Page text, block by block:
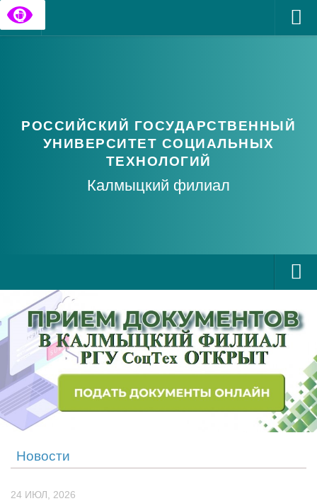
Часто задаваемые вопросы
РОССИЙСКИЙ ГОСУДАРСТВЕННЫЙ
УНИВЕРСИТЕТ СОЦИАЛЬНЫХ
ТЕХНОЛОГИЙ
Калмыцкий филиал
О РГУ СоцТех
Учёный совет
Филиалы
История университета
Контакты РГУ СоцТех
Сведения об образовательной организации
Абитуриенту
Новости
24 ИЮЛ, 2026